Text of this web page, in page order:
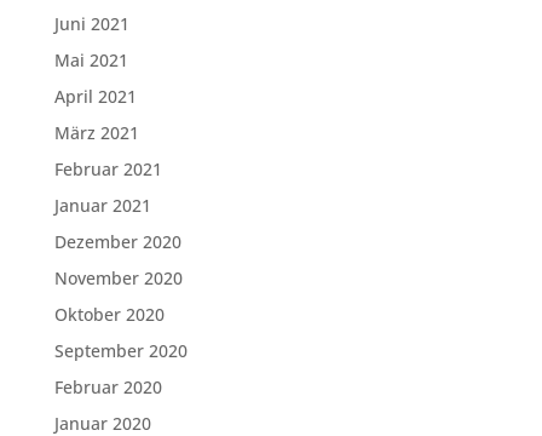
Juni 2021
Mai 2021
April 2021
März 2021
Februar 2021
Januar 2021
Dezember 2020
November 2020
Oktober 2020
September 2020
Februar 2020
Januar 2020